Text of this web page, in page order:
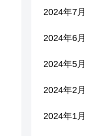
2024年7月
2024年6月
2024年5月
2024年2月
2024年1月